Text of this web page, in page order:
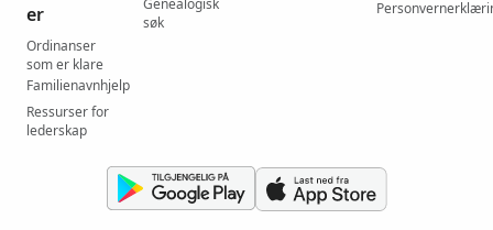
er
Ordinanser
som er klare
Familienavnhjelp
Ressurser for
lederskap
Genealogisk
søk